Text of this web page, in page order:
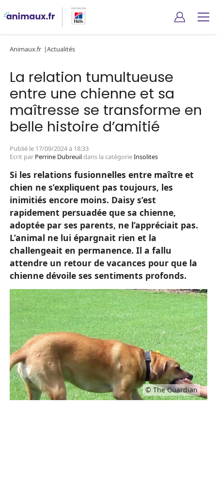
Animaux.fr Actualités
La relation tumultueuse
entre une chienne et sa
maîtresse se transforme en
belle histoire d’amitié
Publié le 17/09/2024 à 18:33
Ecrit par Perrine Dubreuildans la catégorieInsolites
Si les relations fusionnelles entre maître et
chien ne s’expliquent pas toujours, les
inimitiés encore moins. Daisy s’est
rapidement persuadée que sa chienne,
adoptée par ses parents, ne l’appréciait pas.
L’animal ne lui épargnait rien et la
challengeait en permanence. Il a fallu
attendre un retour de vacances pour que la
chienne dévoile ses sentiments profonds.
© The Guardian